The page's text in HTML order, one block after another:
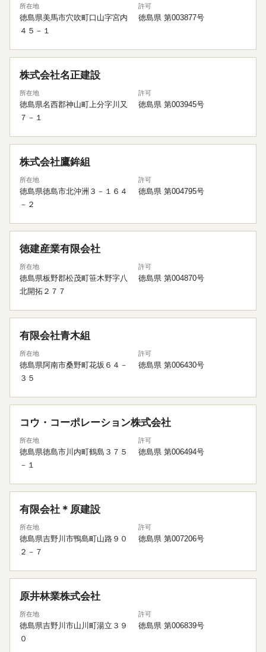
所在地
徳島県美馬市穴吹町口山字宮内
４５－１
許可
徳島県 第003877号
株式会社名正建設
所在地
徳島県名西郡神山町上分字川又
７－１
許可
徳島県 第003945号
株式会社鷹鉾組
所在地
徳島県徳島市北沖洲３－１６４
－２
許可
徳島県 第004795号
徳建産業有限会社
所在地
徳島県板野郡松茂町笹木野字八
北開拓２７７
許可
徳島県 第004870号
有限会社青木組
所在地
徳島県阿南市桑野町花坂６４－
３５
許可
徳島県 第006430号
コウ・コーポレーション株式会社
所在地
徳島県徳島市川内町鶴島３７５
－１
許可
徳島県 第006494号
有限会社＊原建設
所在地
徳島県吉野川市鴨島町山路９０
２－７
許可
徳島県 第007206号
原井林業株式会社
所在地
徳島県吉野川市山川町湯立３９
０
許可
徳島県 第006839号